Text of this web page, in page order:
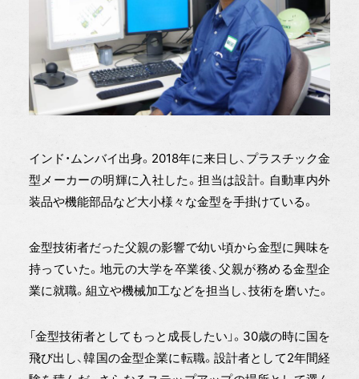
インド・ムンバイ出身。2018年に来日し、プラスチック金
型メーカーの明輝に入社した。担当は設計。自動車内外
装品や機能部品など大小様々な金型を手掛けている。
金型技術者だった父親の影響で幼い頃から金型に興味を
持っていた。地元の大学を卒業後、父親が務める金型企
業に就職。組立や機械加工などを担当し、技術を磨いた。
「金型技術者としてもっと成長したい」。30歳の時に国を
飛び出し、韓国の金型企業に転職。設計者として2年間経